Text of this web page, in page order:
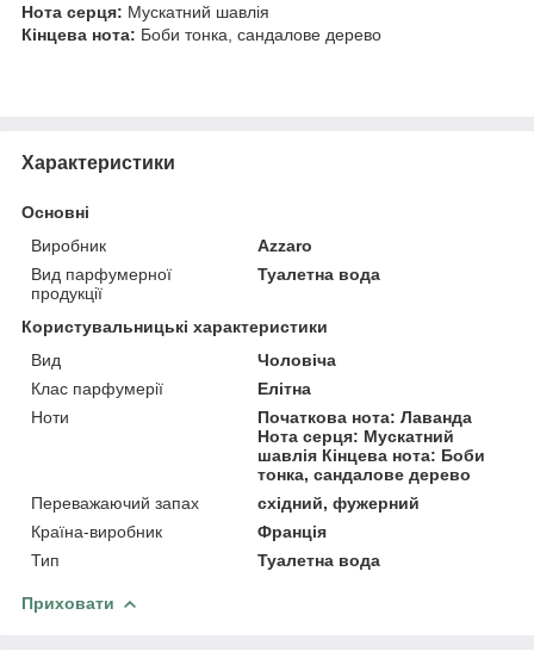
Нота серця: Мускатний шавлія
Кінцева нота: Боби тонка, сандалове дерево
Характеристики
Основні
Виробник
Azzaro
Вид парфумерної
продукції
Туалетна вода
Користувальницькі характеристики
Вид
Чоловіча
Клас парфумерії
Елітна
Ноти
Початкова нота: Лаванда
Нота серця: Мускатний
шавлія Кінцева нота: Боби
тонка, сандалове дерево
Переважаючий запах
східний, фужерний
Країна-виробник
Франція
Тип
Туалетна вода
Приховати